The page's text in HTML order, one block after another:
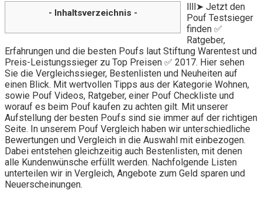
- Inhaltsverzeichnis -
llll➤ Jetzt den
Pouf Testsieger
finden ✅
Ratgeber,
Erfahrungen und die besten Poufs laut Stiftung Warentest und
Preis-Leistungssieger zu Top Preisen ✅ 2017. Hier sehen
Sie die Vergleichssieger, Bestenlisten und Neuheiten auf
einen Blick. Mit wertvollen Tipps aus der Kategorie Wohnen,
sowie Pouf Videos, Ratgeber, einer Pouf Checkliste und
worauf es beim Pouf kaufen zu achten gilt. Mit unserer
Aufstellung der besten Poufs sind sie immer auf der richtigen
Seite. In unserem Pouf Vergleich haben wir unterschiedliche
Bewertungen und Vergleich in die Auswahl mit einbezogen.
Dabei entstehen gleichzeitig auch Bestenlisten, mit denen
alle Kundenwünsche erfüllt werden. Nachfolgende Listen
unterteilen wir in Vergleich, Angebote zum Geld sparen und
Neuerscheinungen.